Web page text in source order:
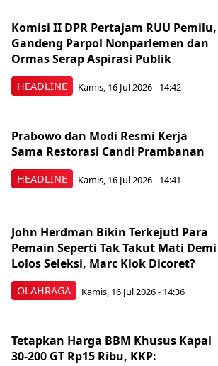
HEADLINE
Komisi II DPR Pertajam RUU Pemilu,
Gandeng Parpol Nonparlemen dan
Ormas Serap Aspirasi Publik
Kamis, 16 Jul 2026 - 14:42
HEADLINE
Prabowo dan Modi Resmi Kerja
Sama Restorasi Candi Prambanan
Kamis, 16 Jul 2026 - 14:41
OLAHRAGA
John Herdman Bikin Terkejut! Para
Pemain Seperti Tak Takut Mati Demi
Lolos Seleksi, Marc Klok Dicoret?
Kamis, 16 Jul 2026 - 14:36
Tetapkan Harga BBM Khusus Kapal
30-200 GT Rp15 Ribu, KKP: